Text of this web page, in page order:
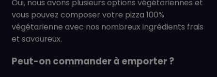
Oui, nous avons plusieurs options végétariennes et
vous pouvez composer votre pizza 100%
végétarienne avec nos nombreux ingrédients frais
et savoureux.
Peut-on commander à emporter ?